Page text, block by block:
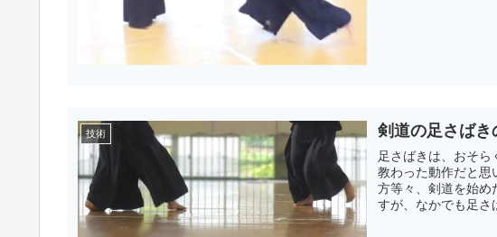
技術 剣道の足さば
足さばきは、おそ
教わった動作だと思
方等々、剣道を始め
すが、なかでも足さ